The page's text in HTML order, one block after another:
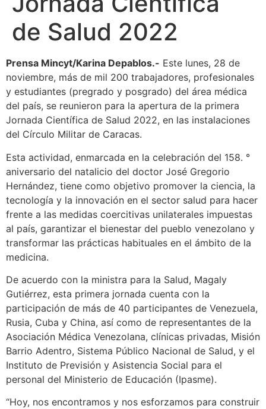
de Salud 2022
Prensa Mincyt/Karina Depablos.- Este lunes, 28 de
noviembre, más de mil 200 trabajadores, profesionales
y estudiantes (pregrado y posgrado) del área médica
del país, se reunieron para la apertura de la primera
Jornada Científica de Salud 2022, en las instalaciones
del Círculo Militar de Caracas.
Esta actividad, enmarcada en la celebración del 158. °
aniversario del natalicio del doctor José Gregorio
Hernández, tiene como objetivo promover la ciencia, la
tecnología y la innovación en el sector salud para hacer
frente a las medidas coercitivas unilaterales impuestas
al país, garantizar el bienestar del pueblo venezolano y
transformar las prácticas habituales en el ámbito de la
medicina.
De acuerdo con la ministra para la Salud, Magaly
Gutiérrez, esta primera jornada cuenta con la
participación de más de 40 participantes de Venezuela,
Rusia, Cuba y China, así como de representantes de la
Asociación Médica Venezolana, clínicas privadas, Misión
Barrio Adentro, Sistema Público Nacional de Salud, y el
Instituto de Previsión y Asistencia Social para el
personal del Ministerio de Educación (Ipasme).
“Hoy, nos encontramos y nos esforzamos para construir